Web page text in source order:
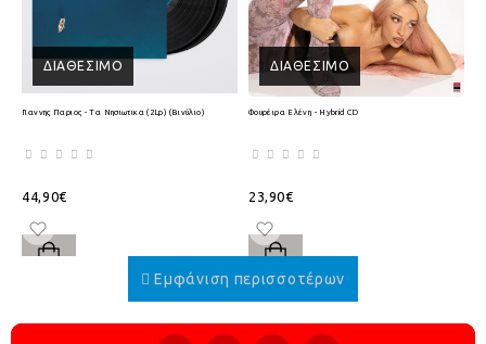
ΔΙΑΘΈΣΙΜΟ
Γιαννης Παριος - Τα Νησιωτικα (2Lp) (Βινύλιο)
44,90€
ΔΙΑΘΈΣΙΜΟ
Φουρέιρα Ελένη - Hybrid CD
23,90€